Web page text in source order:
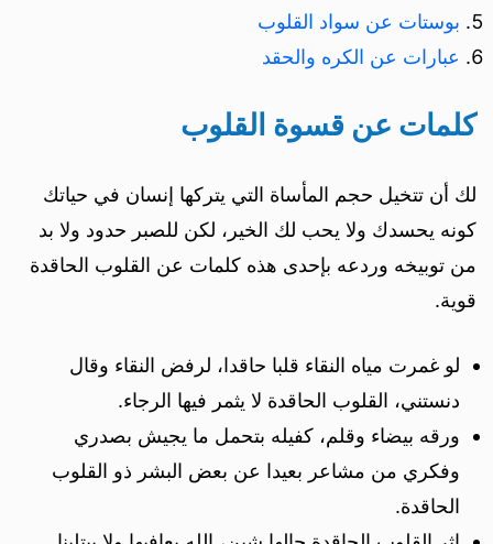
بوستات عن سواد القلوب
عبارات عن الكره والحقد
كلمات عن قسوة القلوب
لك أن تتخيل حجم المأساة التي يتركها إنسان في حياتك
كونه يحسدك ولا يحب لك الخير، لكن للصبر حدود ولا بد
من توبيخه وردعه بإحدى هذه كلمات عن القلوب الحاقدة
قوية.
لو غمرت مياه النقاء قلبا حاقدا، لرفض النقاء وقال
دنستني، القلوب الحاقدة لا يثمر فيها الرجاء.
ورقه بيضاء وقلم، كفيله بتحمل ما يجيش بصدري
وفكري من مشاعر بعيدا عن بعض البشر ذو القلوب
الحاقدة.